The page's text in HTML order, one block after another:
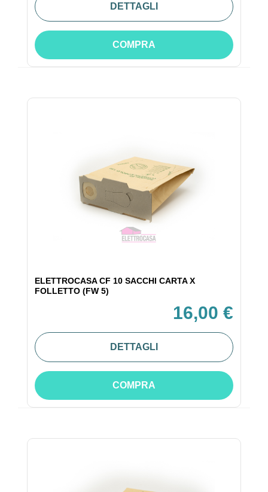
DETTAGLI
COMPRA
ELETTROCASA CF 10 SACCHI CARTA X
FOLLETTO (FW 5)
16,00 €
DETTAGLI
COMPRA